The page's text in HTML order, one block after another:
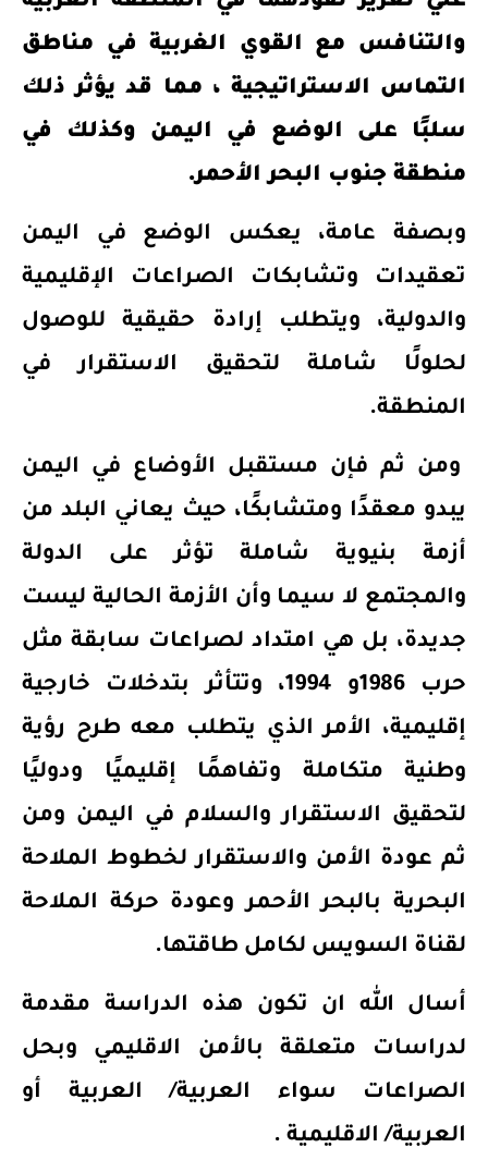
والتنافس مع القوي الغربية في مناطق
التماس الاستراتيجية ، مما قد يؤثر ذلك
سلبًا على الوضع في اليمن وكذلك في
منطقة جنوب البحر الأحمر.
وبصفة عامة،
يعكس الوضع في اليمن
تعقيدات وتشابكات الصراعات الإقليمية
والدولية، ويتطلب إرادة حقيقية للوصول
لحلولًا شاملة لتحقيق الاستقرار في
المنطقة.
ومن ثم فإن مستقبل الأوضاع في اليمن
يبدو معقدًا ومتشابكًا، حيث يعاني البلد من
أزمة بنيوية شاملة تؤثر على الدولة
والمجتمع لا سيما وأن الأزمة الحالية ليست
جديدة، بل هي امتداد لصراعات سابقة مثل
حرب 1986و 1994، وتتأثر بتدخلات خارجية
إقليمية، الأمر الذي يتطلب معه طرح رؤية
وطنية متكاملة وتفاهمًا إقليميًا ودوليًا
لتحقيق الاستقرار والسلام في اليمن ومن
ثم عودة الأمن والاستقرار لخطوط الملاحة
البحرية بالبحر الأحمر وعودة حركة الملاحة
لقناة السويس لكامل طاقتها.
أسال الله ان تكون هذه الدراسة مقدمة
لدراسات متعلقة بالأمن الاقليمي وبحل
الصراعات سواء العربية/العربية أو
العربية/ الاقليمية .